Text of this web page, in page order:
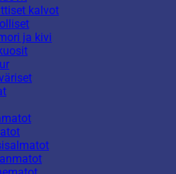
kalvot
ja kivi